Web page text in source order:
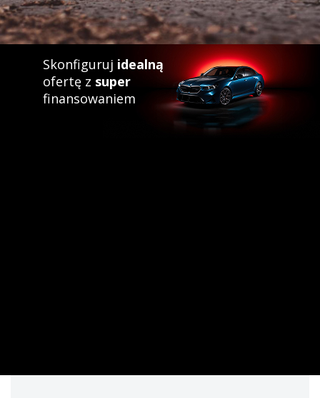
Skonfiguruj idealną
ofertę z super
finansowaniem